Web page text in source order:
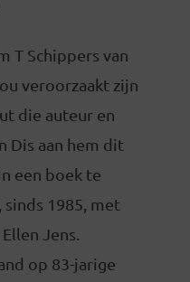
T Schippers van
veroorzaakt zijn
die auteur en
Dis aan hem dit
een boek te
1985, met
Jens.
op 83-jarige